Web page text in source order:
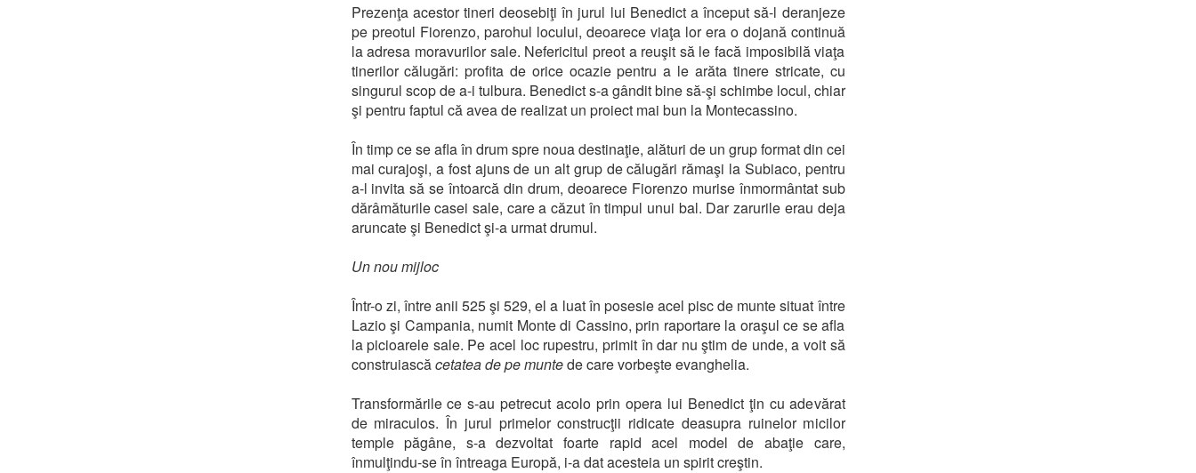
Prezenţa acestor tineri deosebiţi în jurul lui Benedict a început să-l deranjeze
pe preotul Fiorenzo, parohul locului, deoarece viaţa lor era o dojană continuă
la adresa moravurilor sale. Nefericitul preot a reuşit să le facă imposibilă viaţa
tinerilor călugări: profita de orice ocazie pentru a le arăta tinere stricate, cu
singurul scop de a-i tulbura. Benedict s-a gândit bine să-şi schimbe locul, chiar
şi pentru faptul că avea de realizat un proiect mai bun la Montecassino.
În timp ce se afla în drum spre noua destinaţie, alături de un grup format din cei
mai curajoşi, a fost ajuns de un alt grup de călugări rămaşi la Subiaco, pentru
a-l invita să se întoarcă din drum, deoarece Fiorenzo murise înmormântat sub
dărâmăturile casei sale, care a căzut în timpul unui bal. Dar zarurile erau deja
aruncate şi Benedict şi-a urmat drumul.
Un nou mijloc
Într-o zi, între anii 525 şi 529, el a luat în posesie acel pisc de munte situat între
Lazio şi Campania, numit Monte di Cassino, prin raportare la oraşul ce se afla
la picioarele sale. Pe acel loc rupestru, primit în dar nu ştim de unde, a voit să
construiascăcetatea de pe muntede care vorbeşte evanghelia.
Transformările ce s-au petrecut acolo prin opera lui Benedict ţin cu adevărat
de miraculos. În jurul primelor construcţii ridicate deasupra ruinelor micilor
temple păgâne, s-a dezvoltat foarte rapid acel model de abaţie care,
înmulţindu-se în întreaga Europă, i-a dat acesteia un spirit creştin.